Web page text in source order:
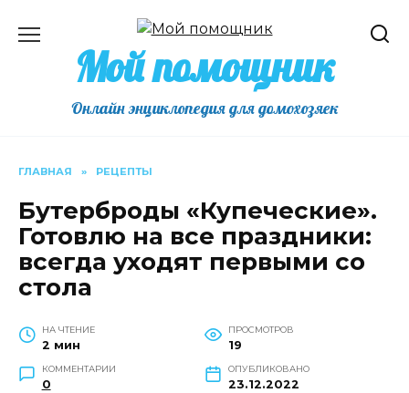
содержаниюМой помощник
Онлайн энциклопедия для домохозяек
ГЛАВНАЯ » РЕЦЕПТЫ
Бутерброды «Купеческие».
Готовлю на все праздники:
всегда уходят первыми со
стола
НА ЧТЕНИЕ
2 мин
ПРОСМОТРОВ
19
КОММЕНТАРИИ
0
ОПУБЛИКОВАНО
23.12.2022